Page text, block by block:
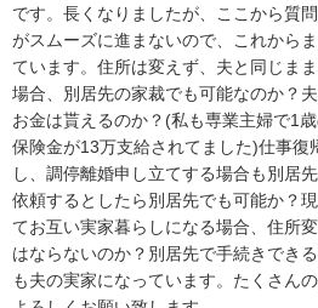
です。長くなりましたが、ここから質
がスムーズに進まないので、これから
ています。住所は変えず、夫と同じま
場合、別居先の家裁でも可能なのか？
お金は貰えるのか？(私も専業主婦で1
保険金が13万支給されてました)仕事復
し、調停離婚申し立てする場合も別居
依頼するとしたら別居先でも可能か？
てお互い実家暮らしになる場合、住所
はならないのか？別居先で手続きでき
も夫の実家になっています。たくさん